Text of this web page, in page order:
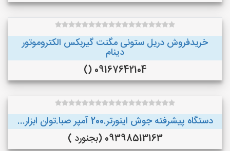
خریدفروش دریل ستونی مگنت گیربکس الکتروموتور
دینام
09167642104 ()
دستگاه پیشرفته جوش اینورتر.200 آمپر صبا.توان ابزار...
09398513163 (بجنورد )